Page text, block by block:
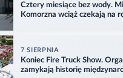
Cztery miesiące bez wody.
Komorzna wciąż czekają na
7 SIERPNIA
Koniec Fire Truck Show.
zamykają historię